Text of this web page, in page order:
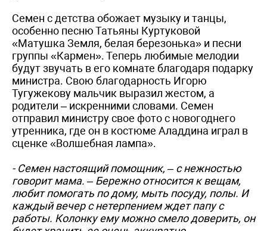
Семен с детства обожает музыку и танцы,
особенно песню Татьяны Куртуковой
«Матушка Земля, белая березонька» и песни
группы «Кармен». Теперь любимые мелодии
будут звучать в его комнате благодаря подарку
министра. Свою благодарность Игорю
Тугужековy мальчик выразил жестом, а
родители – искренними словами. Семен
отправил министру свое фото с новогоднего
утренника, где он в костюме Аладдина играл в
сценке «Волшебная лампа».
- Семен настоящий помощник, – с нежностью
говорит мама. – Бережно относится к вещам,
любит помогать по дому, мыть посуду, полы. И
каждый вечер с нетерпением ждет папу с
работы. Колонку ему можно смело доверить, он